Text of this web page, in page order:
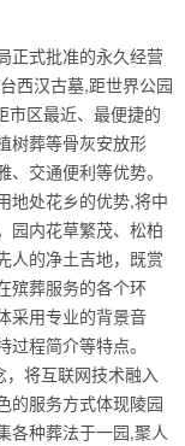
正式批准的永久经营
西汉古墓,距世界公园
市区最近、最便捷的
树葬等骨灰安放形
交通便利等优势。
地处花乡的优势,将中
园内花草繁茂、松柏
人的净土吉地，既赏
殡葬服务的各个环
采用专业的背景音
程简介等特点。
，将互联网技术融入
的服务方式体现陵园
各种葬法于一园,聚人